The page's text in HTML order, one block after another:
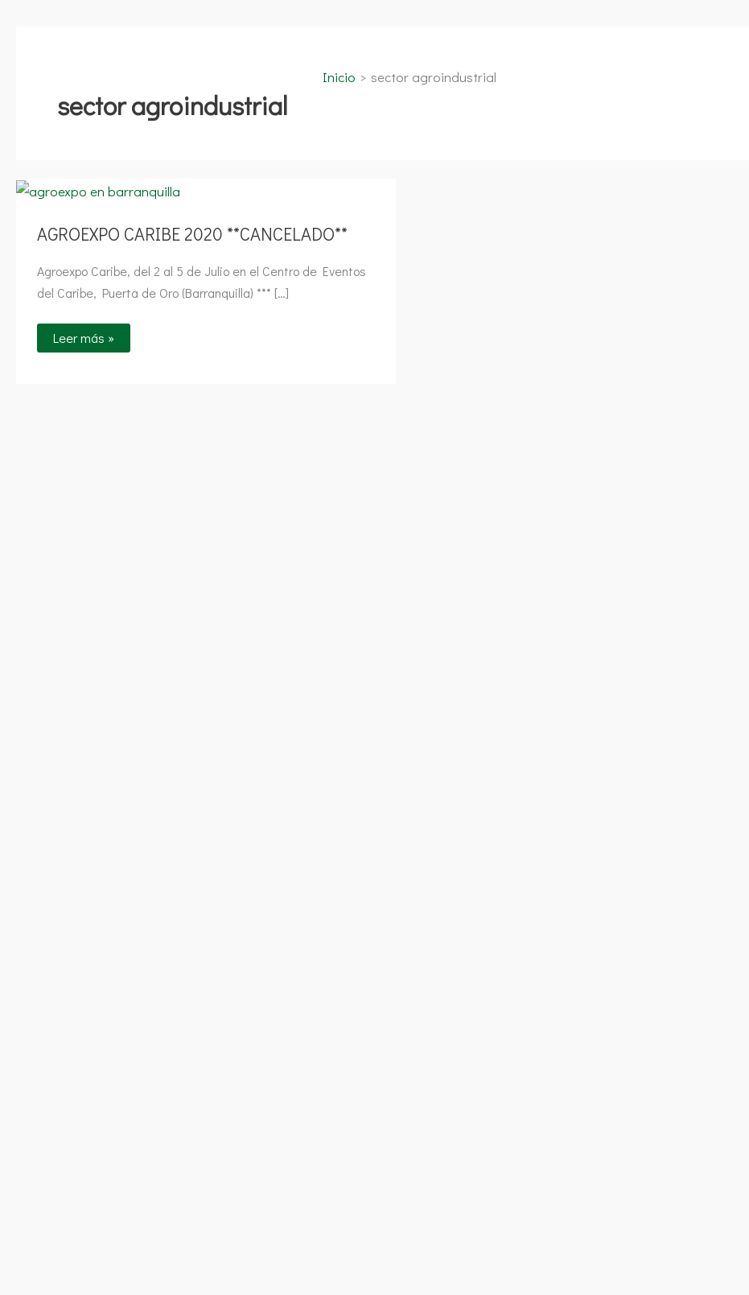
Inicio sector agroindustrial
sector agroindustrial
AGROEXPO CARIBE 2020 **CANCELADO**
Agroexpo Caribe, del 2 al 5 de Julio en el Centro de Eventos
del Caribe, Puerta de Oro (Barranquilla) *** […]
AGROEXPO
CARIBE
Leer más »